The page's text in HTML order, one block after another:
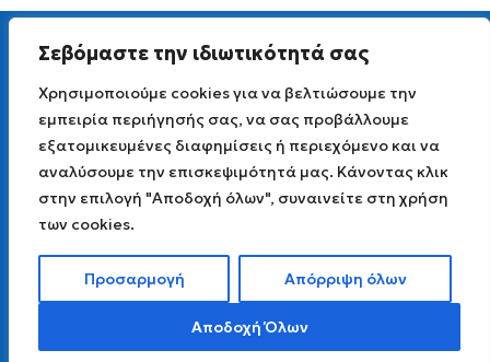
Σεβόμαστε την ιδιωτικότητά σας
Χρησιμοποιούμε cookies για να βελτιώσουμε την
εμπειρία περιήγησής σας, να σας προβάλλουμε
εξατομικευμένες διαφημίσεις ή περιεχόμενο και να
αναλύσουμε την επισκεψιμότητά μας. Κάνοντας κλικ
στην επιλογή "Αποδοχή όλων", συναινείτε στη χρήση
των cookies.
Προσαρμογή Απόρριψη όλων
Αποδοχή Όλων
Για άμεση επικοινωνία στείλτε μας Viber μήνυμα
στο6977 691 251
Email επικοινωνίας info [AT] lagadaspress.gr
Όροι χρήσης| Πολιτική Απορρήτου